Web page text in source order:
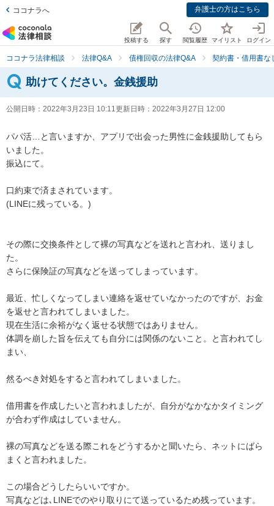
ココナラへ 弁護士の方はこちら
投稿する 探す 閲覧履歴 マイリスト ログイン
ココナラ法律相談 法律Q&A 債権回収の法律Q&A 契約書・借用書な
助けてください。金銭援助
公開日時： 2022年3月23日 10:11更新日時： 2022年3月27日 12:00
パパ活…と言いますか、アプリで出会った男性に金銭援助してもら
いました。
振込にて。
口約束で済まされています。
(LINEに残っている。)
その際に交換条件として裸の写真などを送れと言われ、送りまし
た。
さらに保険証の写真などを送ってしまっています。
最近、忙しくなってしまい連絡を返せていなかったのですが、お金
を返せと言われてしまいました。
現在生活に余裕がなく返せる状態ではありません。
体調を崩した旨を伝えても自分には関係のないこと。と言われてし
まい、
然るべき対処をすると言われてしまいました。
借用書を作成したいと言われましたが、自分がなかなかタイミング
が合わず作成はしていません。
裸の写真などを送る際これをどうするかと聞いたら、ネットにばら
まくと言われました。
この場合どうしたらいいですか。
写真などは､LINEでのやり取りにて送っているため残っています。